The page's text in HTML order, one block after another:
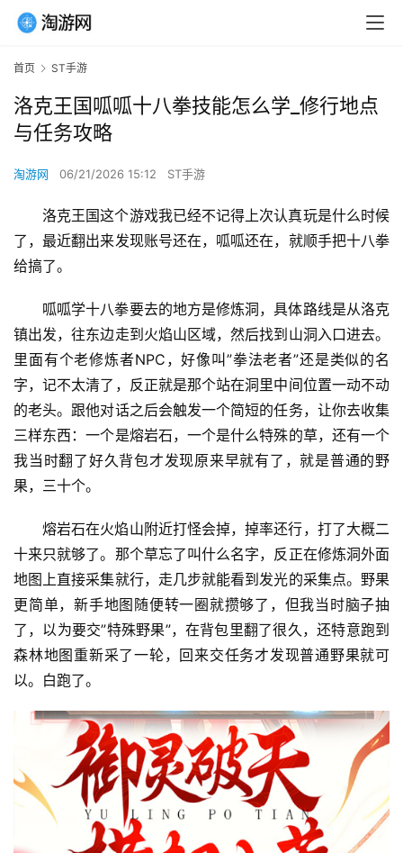
首页 ST手游
洛克王国呱呱十八拳技能怎么学_修行地点
与任务攻略
淘游网 06/21/2026 15:12 ST手游
洛克王国这个游戏我已经不记得上次认真玩是什么时候
了，最近翻出来发现账号还在，呱呱还在，就顺手把十八拳
给搞了。
呱呱学十八拳要去的地方是修炼洞，具体路线是从洛克
镇出发，往东边走到火焰山区域，然后找到山洞入口进去。
里面有个老修炼者NPC，好像叫”拳法老者”还是类似的名
字，记不太清了，反正就是那个站在洞里中间位置一动不动
的老头。跟他对话之后会触发一个简短的任务，让你去收集
三样东西：一个是熔岩石，一个是什么特殊的草，还有一个
我当时翻了好久背包才发现原来早就有了，就是普通的野
果，三十个。
熔岩石在火焰山附近打怪会掉，掉率还行，打了大概二
十来只就够了。那个草忘了叫什么名字，反正在修炼洞外面
地图上直接采集就行，走几步就能看到发光的采集点。野果
更简单，新手地图随便转一圈就攒够了，但我当时脑子抽
了，以为要交”特殊野果”，在背包里翻了很久，还特意跑到
森林地图重新采了一轮，回来交任务才发现普通野果就可
以。白跑了。